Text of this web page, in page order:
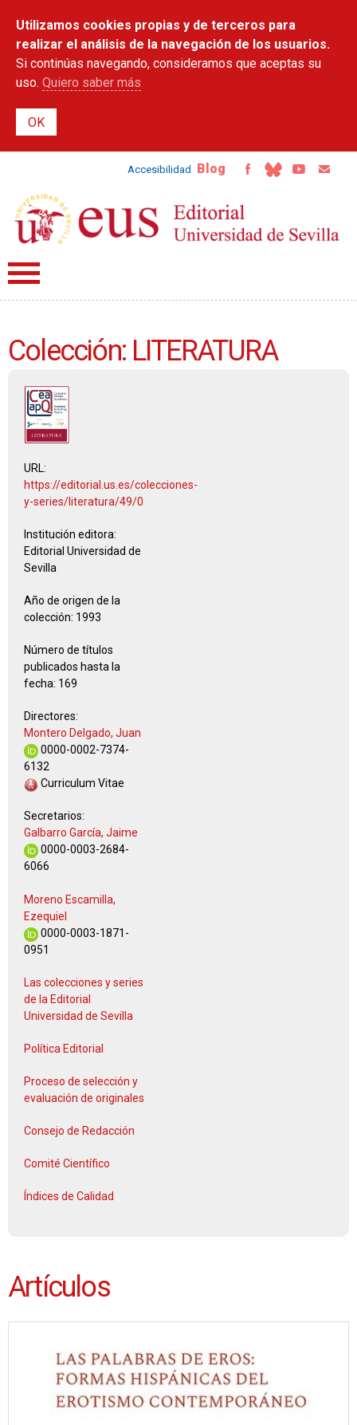
contenido
principal
Utilizamos cookies propias y de terceros para
realizar el análisis de la navegación de los usuarios.
Si continúas navegando, consideramos que aceptas su
uso. Quiero saber más
Accesibilidad Blog
Colección: LITERATURA
URL:
https://editorial.us.es/colecciones-
y-series/literatura/49/0
Institución editora:
Editorial Universidad de
Sevilla
Año de origen de la
colección: 1993
Número de títulos
publicados hasta la
fecha: 169
Directores:
Montero Delgado, Juan
0000-0002-7374-
6132
Curriculum Vitae
Secretarios:
Galbarro García, Jaime
0000-0003-2684-
6066
Moreno Escamilla,
Ezequiel
0000-0003-1871-
0951
Las colecciones y series
de la Editorial
Universidad de Sevilla
Política Editorial
Proceso de selección y
evaluación de originales
Consejo de Redacción
Comité Científico
Índices de Calidad
Artículos